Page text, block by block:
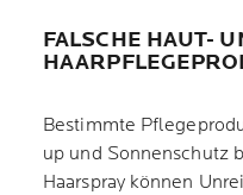
FALSCHE HAUT-
Bestimmte
up und Sonnenschutz
Haarspray können